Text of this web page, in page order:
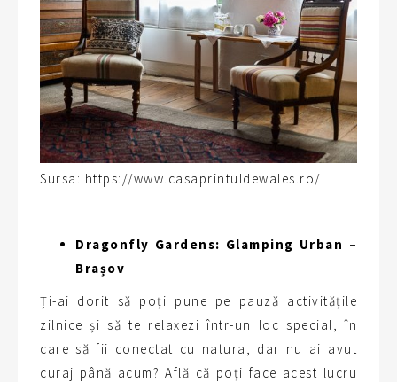
Sursa: https://www.casaprintuldewales.ro/
Dragonfly Gardens: Glamping Urban –
Brașov
Ți-ai dorit să poți pune pe pauză activitățile
zilnice și să te relaxezi într-un loc special, în
care să fii conectat cu natura, dar nu ai avut
curaj până acum? Află că poți face acest lucru